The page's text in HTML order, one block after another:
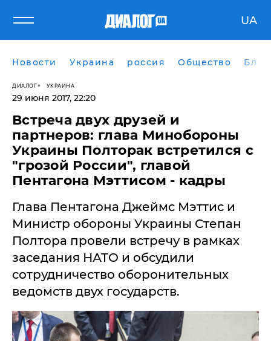
UA
Новости Украина россия Общество
ДИАЛОГ УКРАИНА
29 июня 2017, 22:20
Встреча двух друзей и
партнеров: глава Минобороны
Украины Полторак встретился с
"грозой России", главой
Пентагона Мэттисом - кадры
Глава Пентагона Джеймс Мэттис и
Министр обороны Украины Степан
Полтора провели встречу в рамках
заседания НАТО и обсудили
сотрудничество оборонительных
ведомств двух государств.